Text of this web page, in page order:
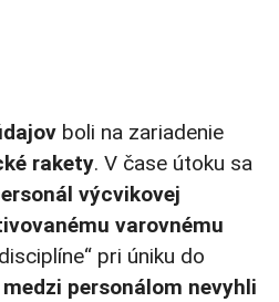
boli na zariadenie
rakety. V čase útoku sa
výcvikovej
varovnému
pri úniku do
personálom nevyhli